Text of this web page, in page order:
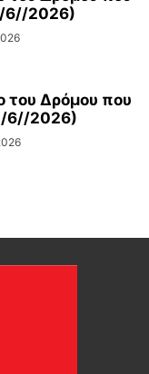
6//2026)
του Δρόμου που
6//2026)